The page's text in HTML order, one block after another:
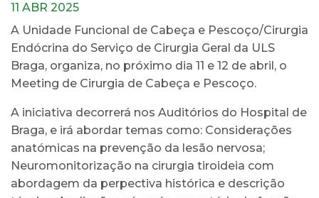
11 ABR 2025
A Unidade Funcional de Cabeça e Pescoço/Cirurgia
Endócrina do Serviço de Cirurgia Geral da ULS
Braga, organiza, no próximo dia 11 e 12 de abril, o
Meeting de Cirurgia de Cabeça e Pescoço.
A iniciativa decorrerá nos Auditórios do Hospital de
Braga, e irá abordar temas como: Considerações
anatómicas na prevenção da lesão nervosa;
Neuromonitorização na cirurgia tiroideia com
abordagem da perpectiva histórica e descrição